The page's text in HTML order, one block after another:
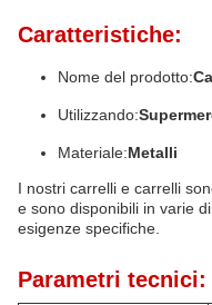
Caratteristiche:
Nome del prodotto:
Utilizzando:
Materiale:Metalli
I nostri carrelli e carrelli
e sono disponibili in varie
esigenze specifiche.
Parametri tecnici: